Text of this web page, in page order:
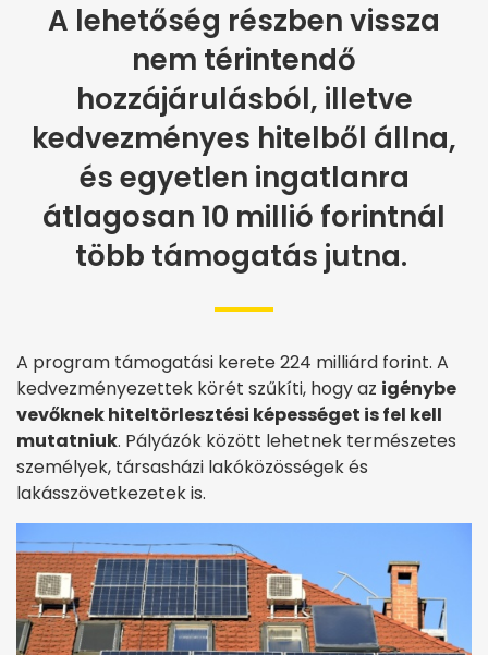
A lehetőség részben vissza
nem térintendő
hozzájárulásból, illetve
kedvezményes hitelből állna,
és egyetlen ingatlanra
átlagosan 10 millió forintnál
több támogatás jutna.
A program támogatási kerete 224 milliárd forint. A
kedvezményezettek körét szűkíti, hogy az igénybe
vevőknek hiteltörlesztési képességet is fel kell
mutatniuk. Pályázók között lehetnek természetes
személyek, társasházi lakóközösségek és
lakásszövetkezetek is.